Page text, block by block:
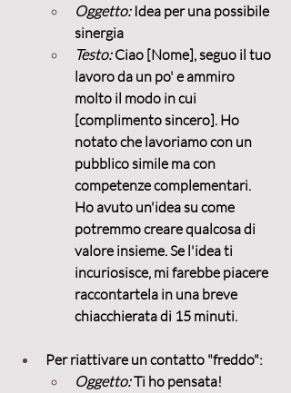
Oggetto: Idea per una possibile
sinergia
Testo: Ciao [Nome], seguo il tuo
lavoro da un po' e ammiro
molto il modo in cui
[complimento sincero]. Ho
notato che lavoriamo con un
pubblico simile ma con
competenze complementari.
Ho avuto un'idea su come
potremmo creare qualcosa di
valore insieme. Se l'idea ti
incuriosisce, mi farebbe piacere
raccontartela in una breve
chiacchierata di 15 minuti.
Per riattivare un contatto "freddo":
Oggetto: Ti ho pensata!